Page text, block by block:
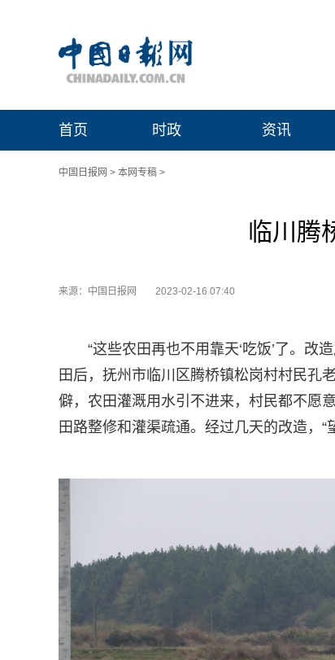
首页 时政 资讯
中国日报网 > 本网专稿 >
临川腾
来源：中国日报网 2023-02-16 07:40
“这些农田再也不用靠天‘吃饭’了。改
田后，抚州市临川区腾桥镇松岗村村民孔
僻，农田灌溉用水引不进来，村民都不愿
田路整修和灌渠疏通。经过几天的改造，“